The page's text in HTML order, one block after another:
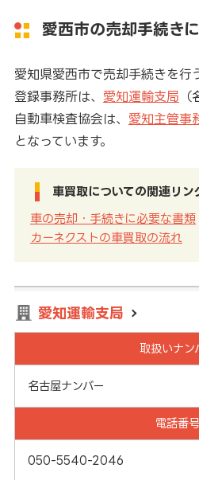
愛西市の売却手続き
愛知県愛西市で売却手続きを行
登録事務所は、 愛知運輸支局
自動車検査協会は、 愛知主管事
となっています。
車買取についての関連リン
車の売却・手続きに必要な書類
カーネクストの車買取の流れ
愛知運輸支局
取扱いナン
名古屋ナンバー
電話番号
050-5540-2046